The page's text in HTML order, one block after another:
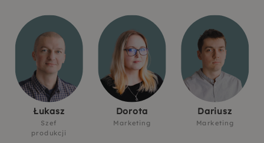
Łukasz
Szef
produkcji
Dorota
Marketing
Dariusz
Marketing